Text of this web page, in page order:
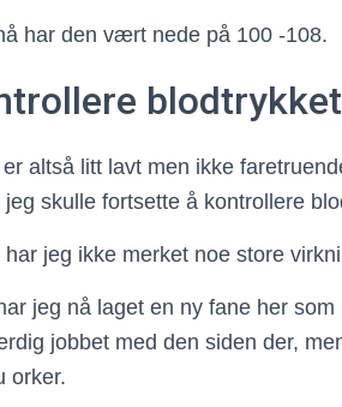
har den vært nede på 100 -108.
altså litt lavt men ikke
jeg skulle fortsette å kontrollere
har jeg ikke merket noe store
jeg nå laget en ny fane her
jobbet med den siden der,
orker.